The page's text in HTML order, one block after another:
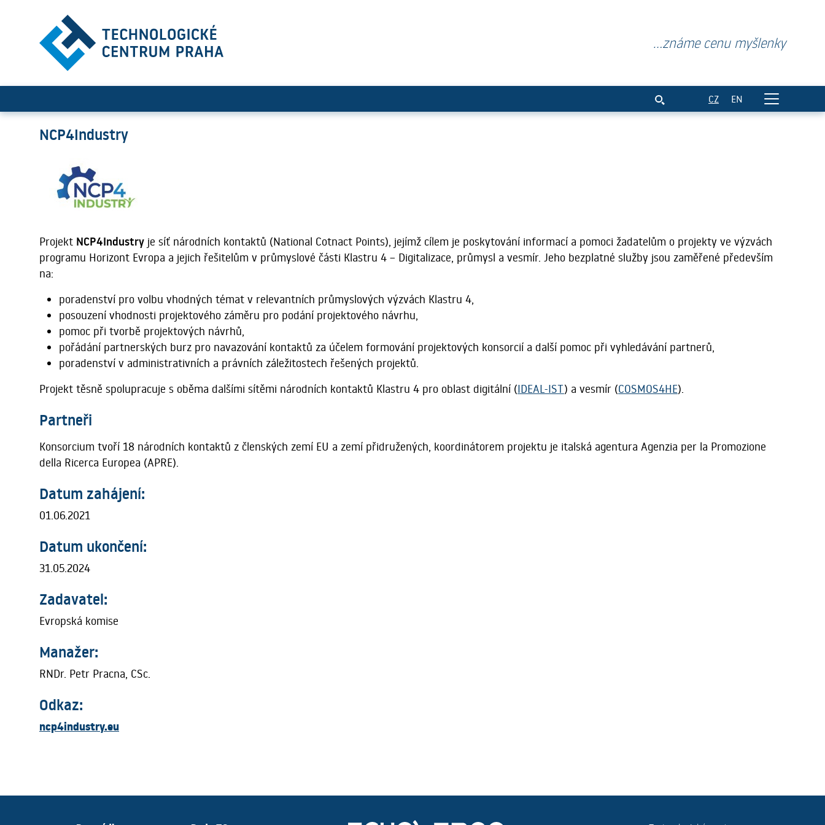
NCP4Industry
...známe cenu myšlenky
CZ EN
NCP4Industry
Projekt NCP4Industry je síť národních kontaktů (National Cotnact Points), jejímž cílem je poskytování informací a pomoci žadatelům o projekty ve výzvách
programu Horizont Evropa a jejich řešitelům v průmyslové části Klastru 4 – Digitalizace, průmysl a vesmír. Jeho bezplatné služby jsou zaměřené především
na:
poradenství pro volbu vhodných témat v relevantních průmyslových výzvách Klastru 4,
posouzení vhodnosti projektového záměru pro podání projektového návrhu,
pomoc při tvorbě projektových návrhů,
pořádání partnerských burz pro navazování kontaktů za účelem formování projektových konsorcií a další pomoc při vyhledávání partnerů,
poradenství v administrativních a právních záležitostech řešených projektů.
Projekt těsně spolupracuje s oběma dalšími sítěmi národních kontaktů Klastru 4 pro oblast digitální (IDEAL-IST) a vesmír (COSMOS4HE).
Partneři
Konsorcium tvoří 18 národních kontaktů z členských zemí EU a zemí přidružených, koordinátorem projektu je italská agentura Agenzia per la Promozione
della Ricerca Europea (APRE).
Datum zahájení:
01.06.2021
Datum ukončení:
31.05.2024
Zadavatel:
Evropská komise
Manažer:
RNDr. Petr Pracna, CSc.
Odkaz:
ncp4industry.eu